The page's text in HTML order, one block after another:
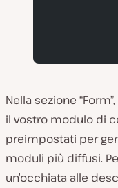
Nella sezione
il vostro modulo di
preimpostati per
moduli più diffusi.
un’occhiata alle